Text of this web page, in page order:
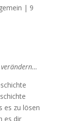
| 9
es zu lösen
es dir